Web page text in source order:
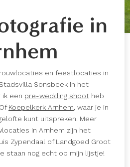
in
en feestlocaties in
Sonsbeek in het
ik een pre-wedding shoot heb
Koepelkerk Arnhem, waar je in
kunt uitspreken. Meer
in Arnhem zijn het
Zypendaal of Landgoed Groot
staan nog echt op mijn lijstje!